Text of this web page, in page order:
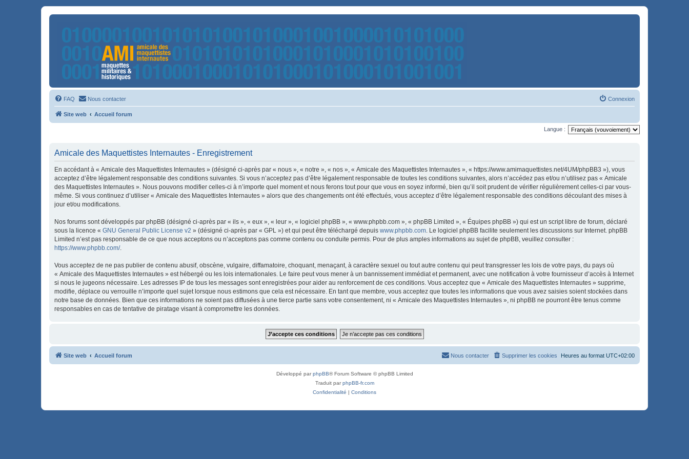
FAQ Nous contacter Connexion
Site web Accueil forum
Langue :
Amicale des Maquettistes Internautes - Enregistrement
En accédant à « Amicale des Maquettistes Internautes » (désigné ci-après par « nous », « notre », « nos », « Amicale des Maquettistes Internautes », « https://www.amimaquettistes.net/4UM/phpBB3 »), vous
acceptez d’être légalement responsable des conditions suivantes. Si vous n’acceptez pas d’être légalement responsable de toutes les conditions suivantes, alors n’accédez pas et/ou n’utilisez pas « Amicale
des Maquettistes Internautes ». Nous pouvons modifier celles-ci à n’importe quel moment et nous ferons tout pour que vous en soyez informé, bien qu’il soit prudent de vérifier régulièrement celles-ci par vous-
même. Si vous continuez d’utiliser « Amicale des Maquettistes Internautes » alors que des changements ont été effectués, vous acceptez d’être légalement responsable des conditions découlant des mises à
jour et/ou modifications.
Nos forums sont développés par phpBB (désigné ci-après par « ils », « eux », « leur », « logiciel phpBB », « www.phpbb.com », « phpBB Limited », « Équipes phpBB ») qui est un script libre de forum, déclaré
sous la licence « GNU General Public License v2 » (désigné ci-après par « GPL ») et qui peut être téléchargé depuis www.phpbb.com . Le logiciel phpBB facilite seulement les discussions sur Internet. phpBB
Limited n’est pas responsable de ce que nous acceptons ou n’acceptons pas comme contenu ou conduite permis. Pour de plus amples informations au sujet de phpBB, veuillez consulter :
https://www.phpbb.com/.
Vous acceptez de ne pas publier de contenu abusif, obscène, vulgaire, diffamatoire, choquant, menaçant, à caractère sexuel ou tout autre contenu qui peut transgresser les lois de votre pays, du pays où
« Amicale des Maquettistes Internautes » est hébergé ou les lois internationales. Le faire peut vous mener à un bannissement immédiat et permanent, avec une notification à votre fournisseur d’accès à Internet
si nous le jugeons nécessaire. Les adresses IP de tous les messages sont enregistrées pour aider au renforcement de ces conditions. Vous acceptez que « Amicale des Maquettistes Internautes » supprime,
modifie, déplace ou verrouille n’importe quel sujet lorsque nous estimons que cela est nécessaire. En tant que membre, vous acceptez que toutes les informations que vous avez saisies soient stockées dans
notre base de données. Bien que ces informations ne soient pas diffusées à une tierce partie sans votre consentement, ni « Amicale des Maquettistes Internautes », ni phpBB ne pourront être tenus comme
responsables en cas de tentative de piratage visant à compromettre les données.
Site web Accueil forum Heures au format UTC+02:00
Supprimer les cookies
Nous contacter
Développé parphpBB® Forum Software © phpBB Limited
Traduit parphpBB-fr.com
Confidentialité | Conditions